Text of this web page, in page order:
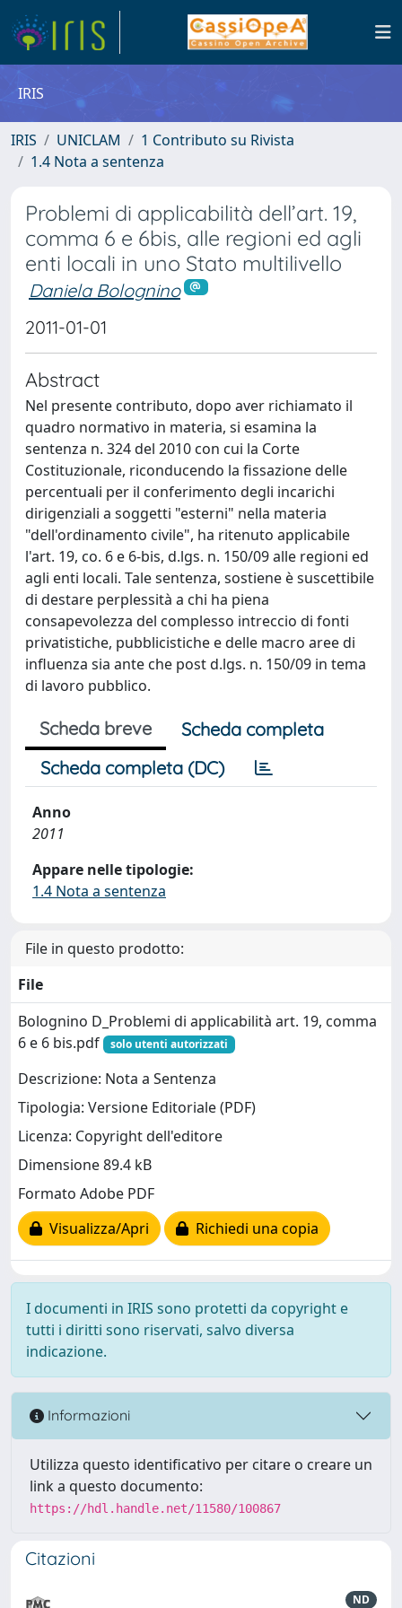
IRIS
IRIS UNICLAM
1 Contributo su Rivista
1.4 Nota a sentenza
Problemi di applicabilità dell’art. 19,
comma 6 e 6bis, alle regioni ed agli
enti locali in uno Stato multilivello
Daniela Bolognino
2011-01-01
Abstract
Nel presente contributo, dopo aver richiamato il
quadro normativo in materia, si esamina la
sentenza n. 324 del 2010 con cui la Corte
Costituzionale, riconducendo la fissazione delle
percentuali per il conferimento degli incarichi
dirigenziali a soggetti "esterni" nella materia
"dell'ordinamento civile", ha ritenuto applicabile
l'art. 19, co. 6 e 6-bis, d.lgs. n. 150/09 alle regioni ed
agli enti locali. Tale sentenza, sostiene è suscettibile
di destare perplessità a chi ha piena
consapevolezza del complesso intreccio di fonti
privatistiche, pubblicistiche e delle macro aree di
influenza sia ante che post d.lgs. n. 150/09 in tema
di lavoro pubblico.
Scheda breve
Scheda completa
Scheda completa (DC)
Anno
2011
Appare nelle tipologie:
1.4 Nota a sentenza
File in questo prodotto:
File
Bolognino D_Problemi di applicabilità art. 19, comma
6 e 6 bis.pdf
solo utenti autorizzati
Descrizione: Nota a Sentenza
Tipologia: Versione Editoriale (PDF)
Licenza: Copyright dell'editore
Dimensione 89.4 kB
Formato Adobe PDF
Visualizza/Apri
Richiedi una copia
I documenti in IRIS sono protetti da copyright e
tutti i diritti sono riservati, salvo diversa
indicazione.
Informazioni
Utilizza questo identificativo per citare o creare un
link a questo documento:
https://hdl.handle.net/11580/100867
Citazioni
ND